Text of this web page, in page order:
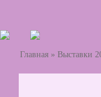
Главная » Выставки